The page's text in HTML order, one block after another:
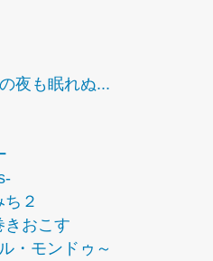
夜も眠れぬ...
２
きおこす
・モンドゥ～